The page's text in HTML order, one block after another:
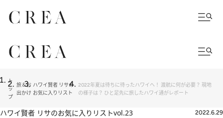
ト
ッ
プ
旅＆お
出かけ
ハワイ賢者 リサの
お気に入りリスト
2022年夏は待ちに待ったハワイへ！ 渡航に何が必要？ 現地
の様子は？ ひと足先に旅したハワイ通がレポート
ハワイ賢者 リサのお気に入りリストvol.23 2022.6.29